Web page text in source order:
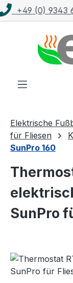
Zum Hauptinhalt
Elektrische
für Fliesen
SunPro 160
SunPro
Bildergalerie